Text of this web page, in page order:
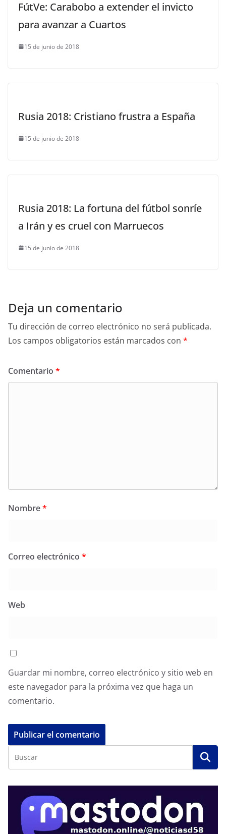
FútVe: Carabobo a extender el invicto
para avanzar a Cuartos
15 de junio de 2018
Rusia 2018: Cristiano frustra a España
15 de junio de 2018
Rusia 2018: La fortuna del fútbol sonríe
a Irán y es cruel con Marruecos
15 de junio de 2018
Deja un comentario
Tu dirección de correo electrónico no será publicada.
Los campos obligatorios están marcados con *
Comentario *
Nombre*
Correo electrónico *
Web
Guardar mi nombre, correo electrónico y sitio web en
este navegador para la próxima vez que haga un
comentario.